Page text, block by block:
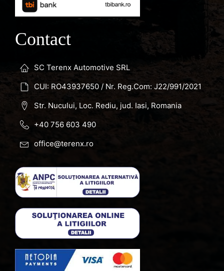
Contact
SC Terenx Automotive SRL
CUI: RO43937650 / Nr. Reg.Com: J22/991/2021
Str. Nucului, Loc. Rediu, jud. Iasi, Romania
+40 756 603 490
office@terenx.ro